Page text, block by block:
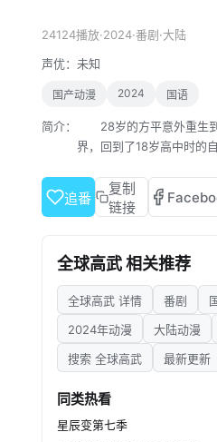
24124播放·2024·番剧·大陆
声优： 未知
国产动漫 2024 国语
简介：
28岁的方平意外重生
界，回到了18岁高中时的
位及权利。因前世战天帝
方平体内生成了武道系统
提升。通过系统金手指及
入摩都武科大学进修，在
成自我成长。面对未知的
者需要承担的责任与守护
追番
复制
链接
全球高武 相关推荐
全球高武 详情 番剧
2024年动漫
大陆动漫
搜索 全球高武
最新更新
同类热看
星辰变第七季